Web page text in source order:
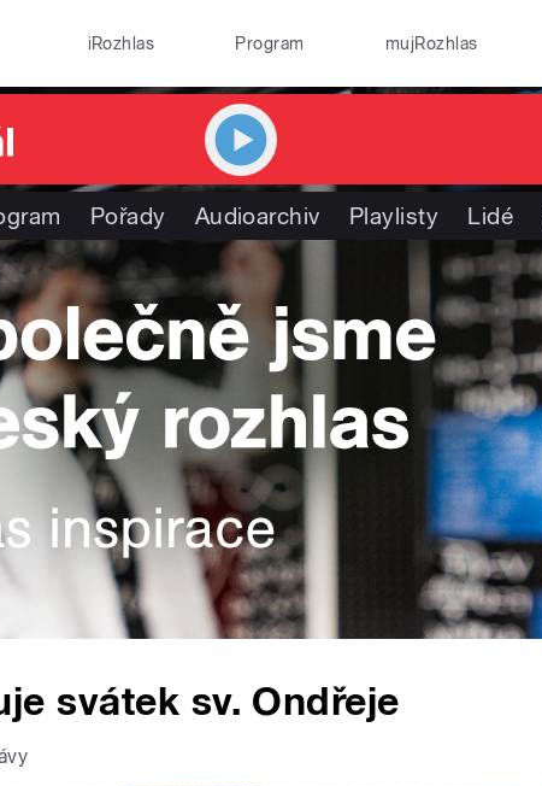
iRozhlas Program mujRozhlas
Pořady Audioarchiv Playlisty Lidé
svátek sv. Ondřeje